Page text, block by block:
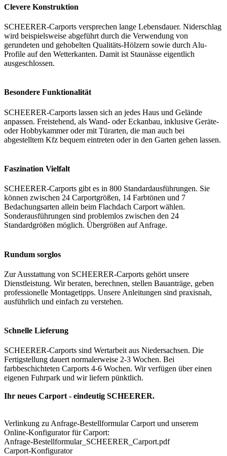
Clevere Konstruktion
SCHEERER-Carports versprechen lange Lebensdauer. Niderschlag
wird beispielsweise abgeführt durch die Verwendung von
gerundeten und gehobelten Qualitäts-Hölzern sowie durch Alu-
Profile auf den Wetterkanten. Damit ist Staunässe eigentlich
ausgeschlossen.
Besondere Funktionalität
SCHEERER-Carports lassen sich an jedes Haus und Gelände
anpassen. Freistehend, als Wand- oder Eckanbau, inklusive Geräte-
oder Hobbykammer oder mit Türarten, die man auch bei
abgestelltem Kfz bequem eintreten oder in den Garten gehen lassen.
Faszination Vielfalt
SCHEERER-Carports gibt es in 800 Standardausführungen. Sie
können zwischen 24 Carportgrößen, 14 Farbtönen und 7
Bedachungsarten allein beim Flachdach Carport wählen.
Sonderausführungen sind problemlos zwischen den 24
Standardgrößen möglich. Übergrößen auf Anfrage.
Rundum sorglos
Zur Ausstattung von SCHEERER-Carports gehört unsere
Dienstleistung. Wir beraten, berechnen, stellen Bauanträge, geben
professionelle Montagetipps. Unsere Anleitungen sind praxisnah,
ausführlich und einfach zu verstehen.
Schnelle Lieferung
SCHEERER-Carports sind Wertarbeit aus Niedersachsen. Die
Fertigstellung dauert normalerweise 2-3 Wochen. Bei
farbbeschichteten Carports 4-6 Wochen. Wir verfügen über einen
eigenen Fuhrpark und wir liefern pünktlich.
Ihr neues Carport - eindeutig SCHEERER.
Verlinkung zu Anfrage-Bestellformular Carport und unserem
Online-Konfigurator für Carport:
Anfrage-Bestellformular_SCHEERER_Carport.pdf
Carport-Konfigurator